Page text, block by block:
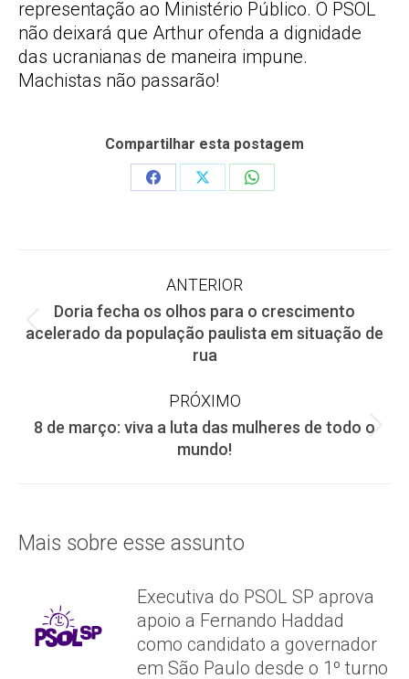
representação ao Ministério Público. O PSOL
não deixará que Arthur ofenda a dignidade
das ucranianas de maneira impune.
Machistas não passarão!
Compartilhar esta postagem
Share
Share
Share
Navegação
de
ANTERIOR
Post
anterior:
Doria fecha os olhos para o crescimento
acelerado da população paulista em situação de
rua
PRÓXIMO
Próximo
post:
8 de março: viva a luta das mulheres de todo o
mundo!
Mais sobre esse assunto
Executiva do PSOL SP aprova
apoio a Fernando Haddad
como candidato a governador
em São Paulo desde o 1º turno